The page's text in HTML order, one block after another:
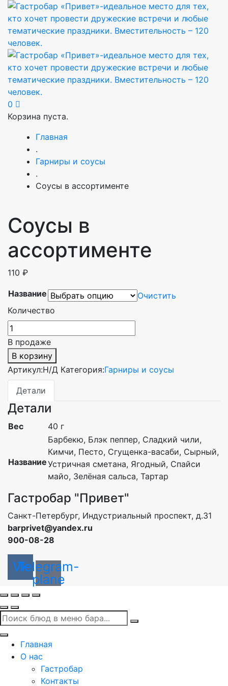
0
Корзина пуста.
Главная
.
Гарниры и соусы
.
Соусы в ассортименте
Соусы в
ассортименте
110 ₽
Название
Очистить
Количество
В продаже
В корзину
Артикул:Н/Д Категория:Гарниры и соусы
Детали
Детали
Вес 40 г
Название
Барбекю, Блэк пеппер, Сладкий чили,
Кимчи, Песто, Сгущенка-васаби, Сырный,
Устричная сметана, Ягодный, Спайси
майо, Зелёная сальса, Тартар
Гастробар "Привет"
Санкт-Петербург, Индустриальный проспект, д.31
barprivet@yandex.ru
900-08-28
Vk
Telegram-
plane
Главная
О нас
Гастробар
Контакты